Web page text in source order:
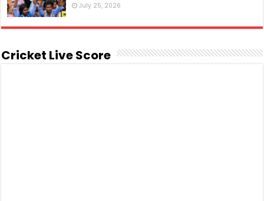
July 25, 2026
Cricket Live Score